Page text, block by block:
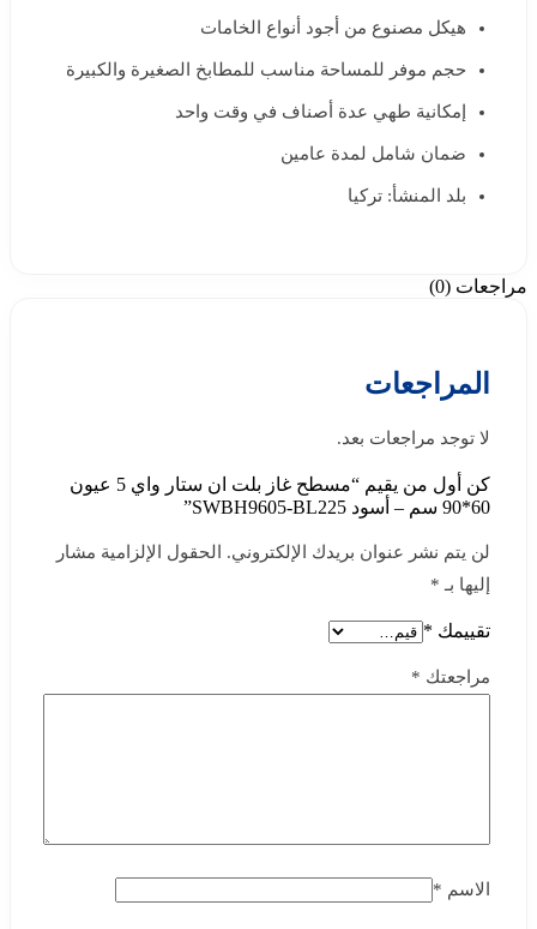
هيكل مصنوع من أجود أنواع الخامات
حجم موفر للمساحة مناسب للمطابخ الصغيرة والكبيرة
إمكانية طهي عدة أصناف في وقت واحد
ضمان شامل لمدة عامين
بلد المنشأ: تركيا
مراجعات (0)
المراجعات
لا توجد مراجعات بعد.
كن أول من يقيم “مسطح غاز بلت ان ستار واي 5 عيون
60*90 سم – أسود SWBH9605-BL225”
لن يتم نشر عنوان بريدك الإلكتروني.
الحقول الإلزامية مشار
إليها بـ *
تقييمك *
مراجعتك *
الاسم *